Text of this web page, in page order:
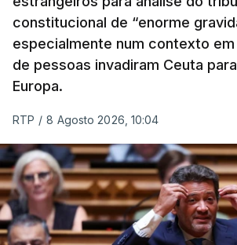
constitucional de “enorme
especialmente num contexto em
de pessoas invadiram Ceuta
Europa.
RTP / 8 Agosto 2026, 10:04